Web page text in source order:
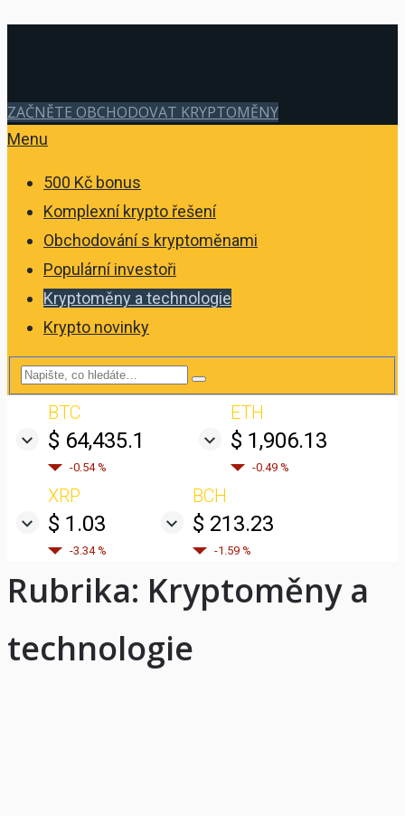
ZAČNĚTE OBCHODOVAT KRYPTOMĚNY
Menu
500 Kč bonus
Komplexní krypto řešení
Obchodování s kryptoměnami
Populární investoři
Kryptoměny a technologie
Krypto novinky
BTC
$ 64,435.1
-0.54 %
ETH
$ 1,906.13
-0.49 %
XRP
$ 1.03
-3.34 %
BCH
$ 213.23
-1.59 %
Rubrika: Kryptoměny a
technologie